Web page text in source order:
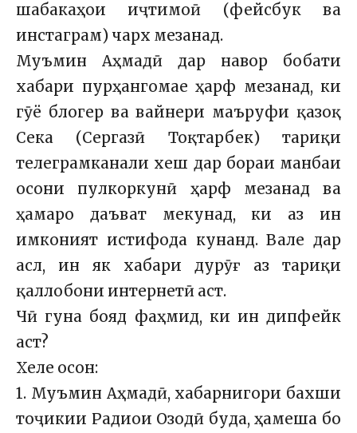
шабакаҳои иҷтимоӣ (фейсбук ва
инстаграм) чарх мезанад.
Муъмин Аҳмадӣ дар навор бобати
хабари пурҳангомае ҳарф мезанад, ки
гӯё блогер ва вайнери маъруфи қазоқ
Сека (Сергазӣ Тоқтарбек) тариқи
телеграмканали хеш дар бораи манбаи
осони пулкоркунӣ ҳарф мезанад ва
ҳамаро даъват мекунад, ки аз ин
имконият истифода кунанд. Вале дар
асл, ин як хабари дурӯғ аз тариқи
қаллобони интернетӣ аст.
Чӣ гуна бояд фаҳмид, ки ин дипфейк
аст?
Хеле осон:
1. Муъмин Аҳмадӣ, хабарнигори бахши
тоҷикии Радиои Озодӣ буда, ҳамеша бо